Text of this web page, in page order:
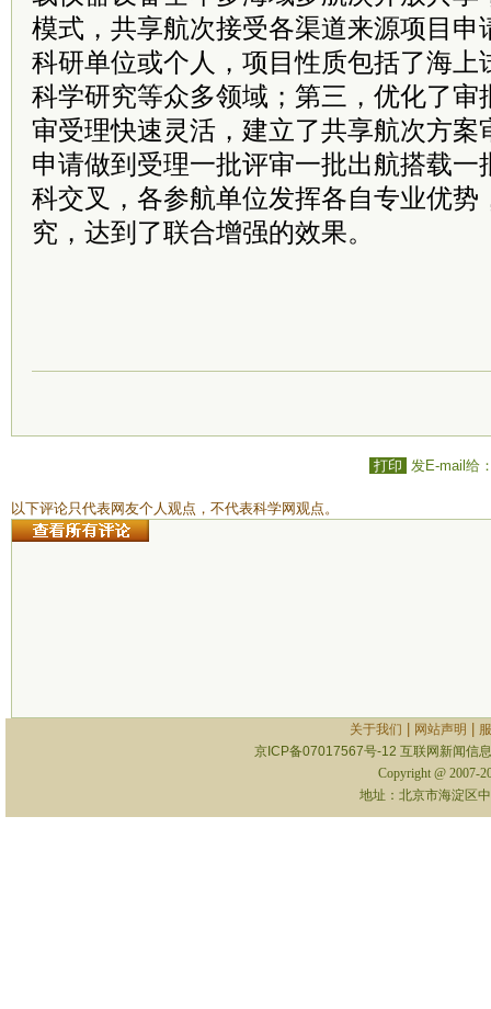
模式，共享航次接受各渠道来源项目申
科研单位或个人，项目性质包括了海上
科学研究等众多领域；第三，优化了审
审受理快速灵活，建立了共享航次方案
申请做到受理一批评审一批出航搭载一
科交叉，各参航单位发挥各自专业优势
究，达到了联合增强的效果。
打印 发E-mail给
以下评论只代表网友个人观点，不代表科学网观点。
关于我们 网站声明
京ICP备07017567号-12 互联网新闻信
Copyright @ 2007-
地址：北京市海淀区